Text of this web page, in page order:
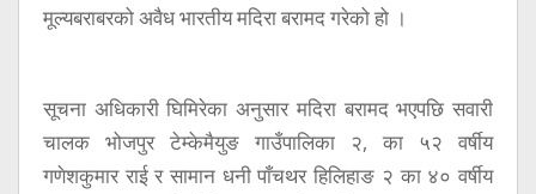
मूल्यबराबरको अवैध भारतीय मदिरा बरामद गरेको हो ।
सूचना अधिकारी घिमिरेका अनुसार मदिरा बरामद भएपछि सवारी
चालक भोजपुर टेम्केमैयुङ गाउँपालिका २, का ५२ वर्षीय
गणेशकुमार राई र सामान धनी पाँचथर हिलिहाङ २ का ४० वर्षीय